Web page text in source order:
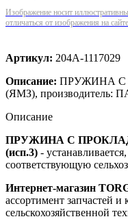
Изображение носит
отличаться от изображения на сайте.
Артикул: 204А-1117029
Описание: ПРУЖИНА С
(ЯМЗ), производитель:
Описание
ПРУЖИНА С
(исп.3) -
соответствующую
Интернет-магазин
ассортимент запчастей
сельскохозяйственной